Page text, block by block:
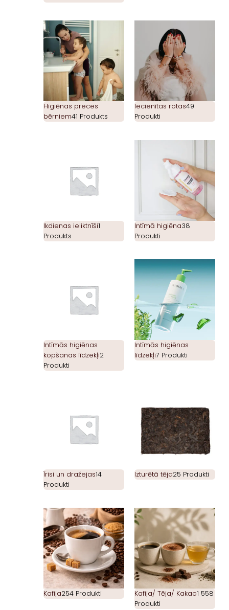
Higiēnas preces
bērniem41 Produkts
Iecienītas rotas49
Produkti
Ikdienas ieliktnīši1
Produkts
Intīmā higiēna38
Produkti
Intīmās higiēnas
kopšanas līdzekļi2
Produkti
Intīmās higiēnas
līdzekļi7 Produkti
Īrisi un dražejas14
Produkti
Izturētā tēja25 Produkti
Kafija254 Produkti Kafija/ Tēja/ Kakao1 558
Produkti